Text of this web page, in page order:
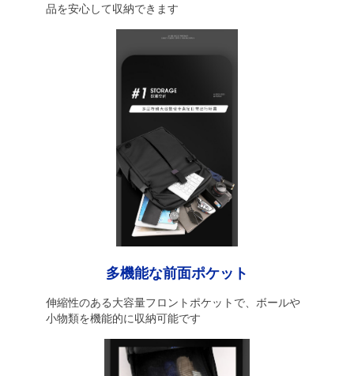
品を安心して収納できます
多機能な前面ポケット
伸縮性のある大容量フロントポケットで、ボールや
小物類を機能的に収納可能です